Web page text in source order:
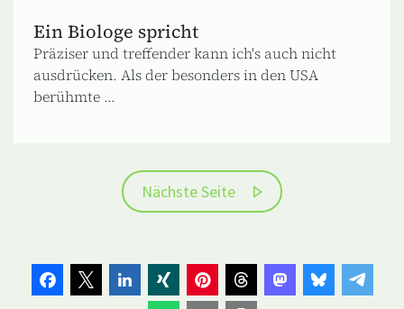
Ein Biologe spricht
Präziser und treffender kann ich's auch nicht
ausdrücken. Als der besonders in den USA
berühmte ...
Nächste Seite